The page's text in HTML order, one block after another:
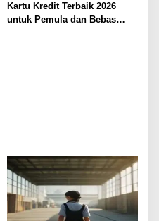
Kartu Kredit Terbaik 2026
untuk Pemula dan Bebas